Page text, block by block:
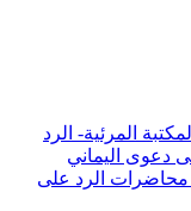
الرد
على